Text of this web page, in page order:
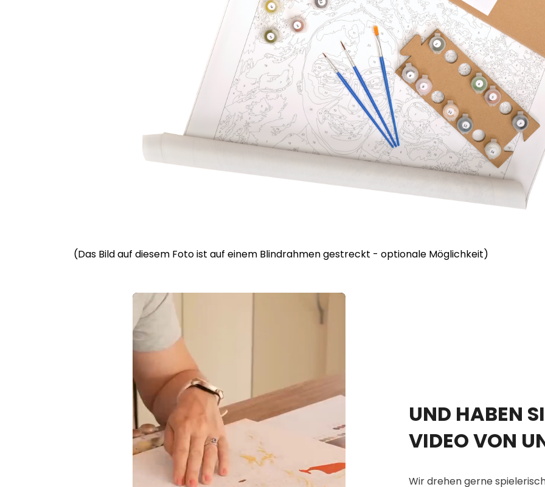
(Das Bild auf diesem Foto ist auf einem Blindrahmen gestreckt - optionale Möglichkeit)
UND HABEN
VIDEO VON
Wir drehen gerne